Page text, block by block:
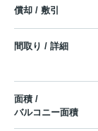
償却 / 敷引
間取り / 詳細
面積 /
バルコニー面積